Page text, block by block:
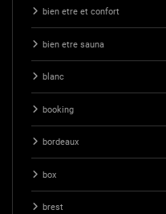
bien etre et confort
bien etre sauna
blanc
booking
bordeaux
box
brest